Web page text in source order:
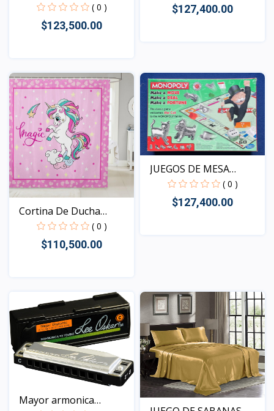
( 0 )
$123,500.00
Vista
$127,400.00
Cortina De Ducha
Unicor...
( 0 )
$110,500.00
JUEGOS DE MESA
FAMILIAR...
( 0 )
$127,400.00
Mayor armonica